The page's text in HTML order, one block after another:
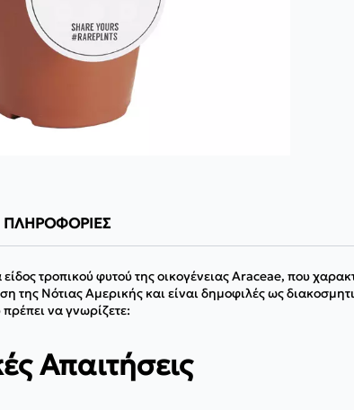
ΠΛΗΡΟΦΟΡΊΕΣ
τροπικού φυτού της οικογένειας Araceae, που
της Νότιας Αμερικής και είναι δημοφιλές ως
να γνωρίζετε:
Απαιτήσεις